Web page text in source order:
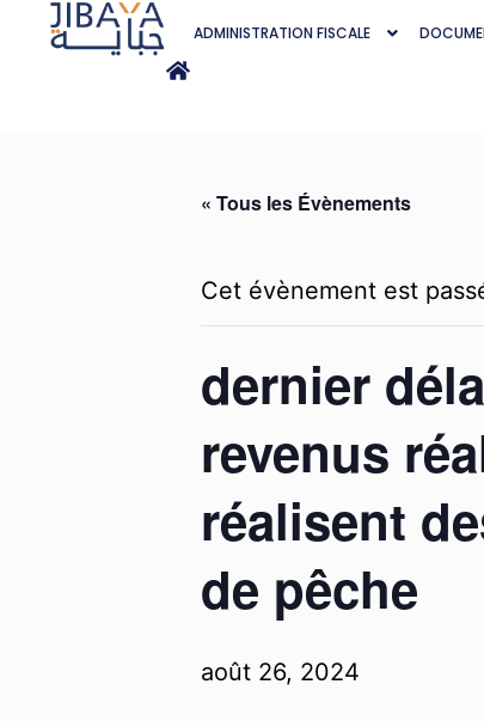
ADMINISTRATION FISCALE
« Tous les Évènements
Cet évènement est
dernier
revenus
réalisent
de pêche
août 26, 2024